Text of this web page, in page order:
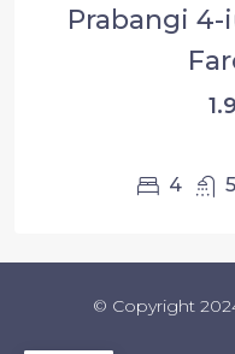
Prabangi
4 5
© Copyright